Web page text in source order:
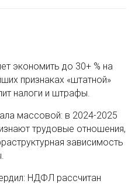
экономить до 30+ % на
признаках «штатной»
налоги и штрафы.
массовой: в 2024-2025
трудовые отношения,
зависимость
НДФЛ рассчитан